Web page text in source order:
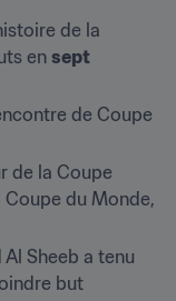
de la
en sept
de Coupe
de la Coupe
Coupe du Monde,
but